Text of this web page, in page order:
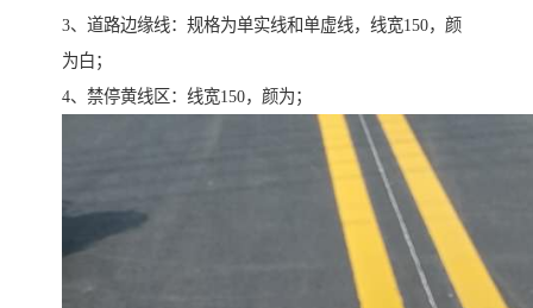
3、道路边缘线：规格为单实线和单虚线，线宽150，颜
为白；
4、禁停黄线区：线宽150，颜为；